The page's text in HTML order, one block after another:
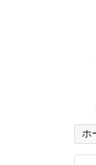
ホ